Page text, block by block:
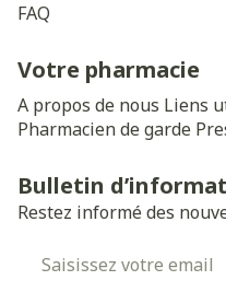
FAQ
Votre pharmacie
A propos de nous Liens
Pharmacien de garde
Bulletin
Restez informé des